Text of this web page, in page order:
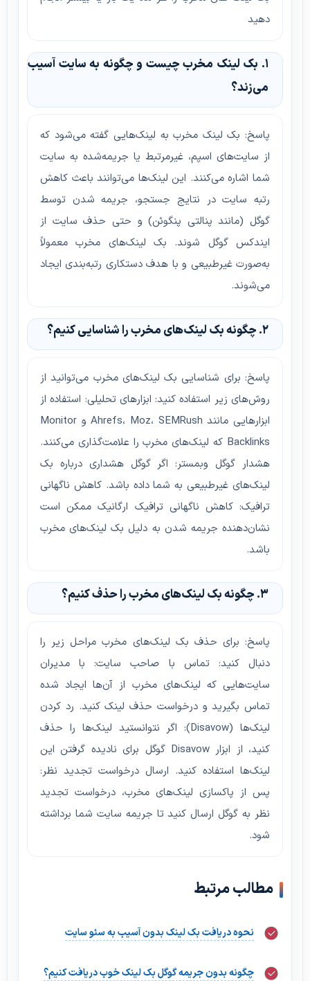
دهید
۱. بک لینک مخرب چیست و چگونه به سایت آسیب
می‌زند؟
پاسخ: بک لینک مخرب به لینک‌هایی گفته می‌شود که
از سایت‌های اسپم، غیرمرتبط یا جریمه‌شده به سایت
شما اشاره می‌کنند. این لینک‌ها می‌توانند باعث کاهش
رتبه سایت در نتایج جستجو، جریمه شدن توسط
گوگل (مانند پنالتی پنگوئن) و حتی حذف سایت از
ایندکس گوگل شوند. بک لینک‌های مخرب معمولاً
به‌صورت غیرطبیعی و با هدف دستکاری رتبه‌بندی ایجاد
می‌شوند.
۲. چگونه بک لینک‌های مخرب را شناسایی کنیم؟
پاسخ: برای شناسایی بک لینک‌های مخرب می‌توانید از
روش‌های زیر استفاده کنید: ابزارهای تحلیلی: استفاده از
ابزارهایی مانند Ahrefs، Moz، SEMRush و Monitor
Backlinks که لینک‌های مخرب را علامت‌گذاری می‌کنند.
هشدار گوگل وبمستر: اگر گوگل هشداری درباره بک
لینک‌های غیرطبیعی به شما داده باشد. کاهش ناگهانی
ترافیک: کاهش ناگهانی ترافیک ارگانیک ممکن است
نشان‌دهنده جریمه شدن به دلیل بک لینک‌های مخرب
باشد.
۳. چگونه بک لینک‌های مخرب را حذف کنیم؟
پاسخ: برای حذف بک لینک‌های مخرب مراحل زیر را
دنبال کنید: تماس با صاحب سایت: با مدیران
سایت‌هایی که لینک‌های مخرب از آن‌ها ایجاد شده
تماس بگیرید و درخواست حذف لینک کنید. رد کردن
لینک‌ها (Disavow): اگر نتوانستید لینک‌ها را حذف
کنید، از ابزار Disavow گوگل برای نادیده گرفتن این
لینک‌ها استفاده کنید. ارسال درخواست تجدید نظر:
پس از پاکسازی لینک‌های مخرب، درخواست تجدید
نظر به گوگل ارسال کنید تا جریمه سایت شما برداشته
شود.
مطالب مرتبط
نحوه دریافت بک لینک بدون آسیب به سئو سایت
چگونه بدون جریمه گوگل بک لینک خوب دریافت کنیم؟